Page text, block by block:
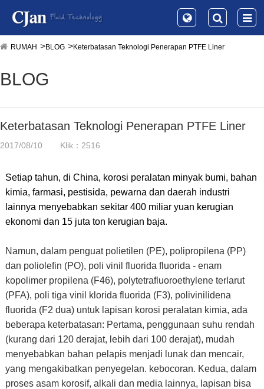
RUMAH BLOG Keterbatasan Teknologi Penerapan PTFE Liner
BLOG
Keterbatasan Teknologi Penerapan PTFE Liner
2017/08/10 Klik：2516
Setiap tahun, di China, korosi peralatan minyak bumi, bahan
kimia, farmasi, pestisida, pewarna dan daerah industri
lainnya menyebabkan sekitar 400 miliar yuan kerugian
ekonomi dan 15 juta ton kerugian baja.
Namun, dalam penguat polietilen (PE), polipropilena (PP)
dan poliolefin (PO), poli vinil fluorida fluorida - enam
kopolimer propilena (F46), polytetrafluoroethylene terlarut
(PFA), poli tiga vinil klorida fluorida (F3), polivinilidena
fluorida (F2 dua) untuk lapisan korosi peralatan kimia, ada
beberapa keterbatasan: Pertama, penggunaan suhu rendah
(kurang dari 120 derajat, lebih dari 100 derajat), mudah
menyebabkan bahan pelapis menjadi lunak dan mencair,
yang mengakibatkan penyegelan. kebocoran. Kedua, dalam
proses asam korosif, alkali dan media lainnya, lapisan bisa